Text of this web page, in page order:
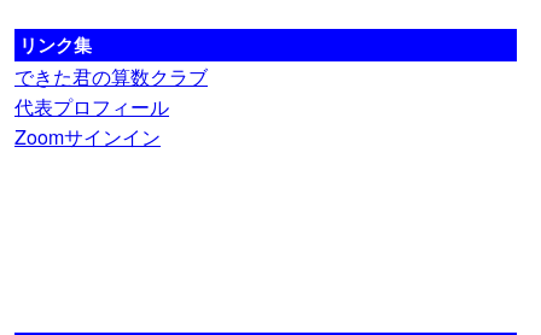
リンク集
できた君の算数クラブ
代表プロフィール
Zoomサインイン